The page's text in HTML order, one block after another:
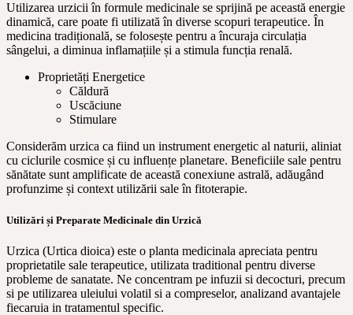
Utilizarea urzicii în formule medicinale se sprijină pe această energie
dinamică, care poate fi utilizată în diverse scopuri terapeutice. În
medicina tradițională, se folosește pentru a încuraja circulația
sângelui, a diminua inflamațiile și a stimula funcția renală.
Proprietăți Energetice
Căldură
Uscăciune
Stimulare
Considerăm urzica ca fiind un instrument energetic al naturii, aliniat
cu ciclurile cosmice și cu influențe planetare. Beneficiile sale pentru
sănătate sunt amplificate de această conexiune astrală, adăugând
profunzime și context utilizării sale în fitoterapie.
Utilizări și Preparate Medicinale din Urzică
Urzica (Urtica dioica) este o planta medicinala apreciata pentru
proprietatile sale terapeutice, utilizata traditional pentru diverse
probleme de sanatate. Ne concentram pe infuzii si decocturi, precum
si pe utilizarea uleiului volatil si a compreselor, analizand avantajele
fiecaruia in tratamentul specific.